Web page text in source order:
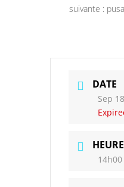
suivante :
DATE
Sep
HEURE